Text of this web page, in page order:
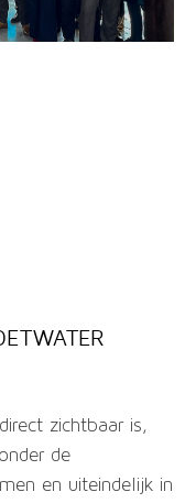
zichtbaar is,
de
en uiteindelijk in